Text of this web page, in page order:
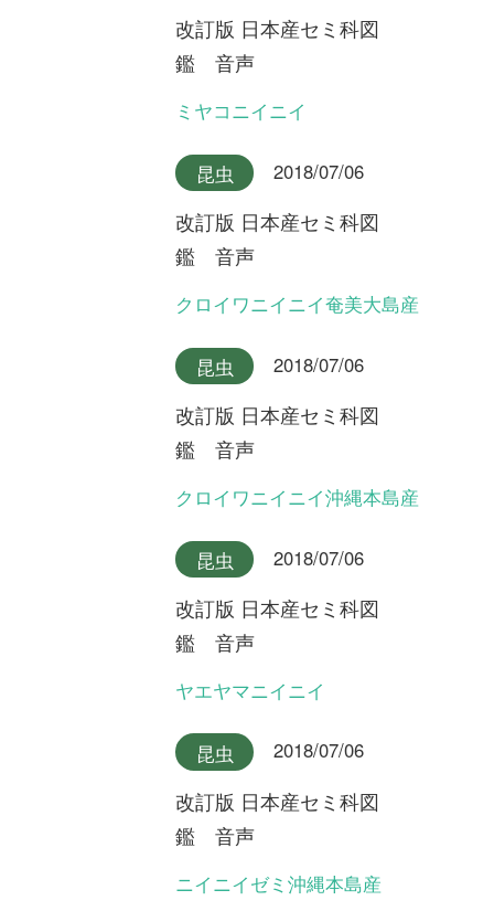
有料会員利用規約｜お問い合わせ
シーについて
ープ
Copyright ©2016 Yama-kei Publishers co.,Ltd.
An impress Group Company. All rights reserved.